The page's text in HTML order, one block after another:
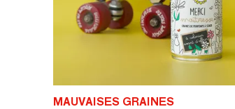
MAUVAISES GRAINES